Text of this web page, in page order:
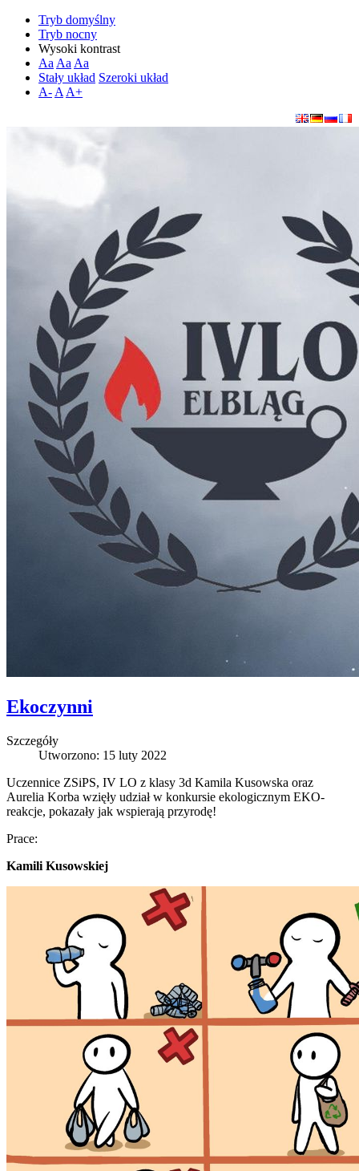
Tryb domyślny
Tryb nocny
Wysoki kontrast
Aa Aa Aa
Stały układ Szeroki układ
A- A A+
Ekoczynni
Szczegóły
Utworzono: 15 luty 2022
Uczennice ZSiPS, IV LO z klasy 3d Kamila Kusowska oraz
Aurelia Korba wzięły udział w konkursie ekologicznym EKO-
reakcje, pokazały jak wspierają przyrodę!
Prace:
Kamili Kusowskiej